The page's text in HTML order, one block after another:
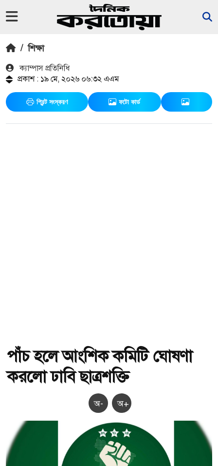
/ শিক্ষা
ক‍্যাম্পাস প্রতিনিধি
প্রকাশ : ১৯ মে, ২০২৬ ০৬:৩২ এএম
প্রিন্ট সংস্করণ ফটো কার্ড
পাঁচ হলে আংশিক কমিটি ঘোষণা
করলো ঢাবি ছাত্রশক্তি
অ- অ+